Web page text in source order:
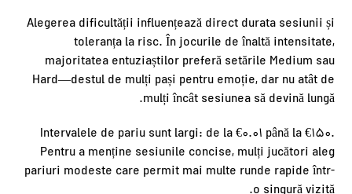
Alegerea dificultății influențează direct durata sesiunii și
toleranța la risc. În jocurile de înaltă intensitate,
majoritatea entuziaștilor preferă setările Medium sau
Hard—destul de mulți pași pentru emoție, dar nu atât de
mulți încât sesiunea să devină lungă.
Intervalele de pariu sunt largi: de la €0.01 până la €150.
Pentru a menține sesiunile concise, mulți jucători aleg
pariuri modeste care permit mai multe runde rapide într-